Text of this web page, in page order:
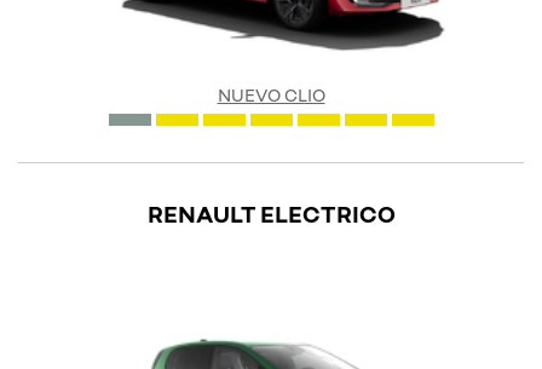
NUEVO CLIO
RENAULT ELECTRICO